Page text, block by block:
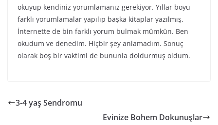
okuyup kendiniz yorumlamanız gerekiyor. Yıllar boyu
farklı yorumlamalar yapılıp başka kitaplar yazılmış.
İnternette de bin farklı yorum bulmak mümkün. Ben
okudum ve denedim. Hiçbir şey anlamadım. Sonuç
olarak boş bir vaktimi de bununla doldurmuş oldum.
3-4 yaş Sendromu
Evinize Bohem Dokunuşlar